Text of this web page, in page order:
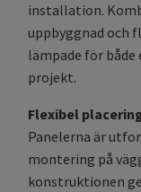
installation.
uppbyggnad och
lämpade för
projekt.
Flexibel
Panelerna är
montering på
konstruktionen